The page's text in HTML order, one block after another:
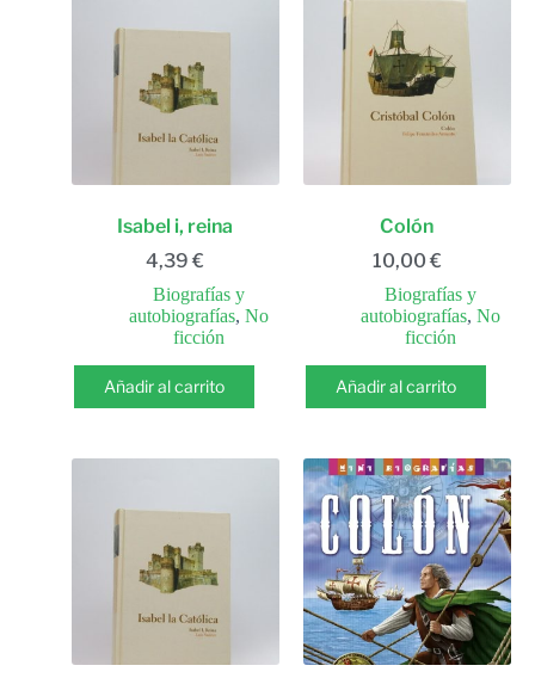
Isabel i, reina
4,39€
Biografías y
autobiografías,No
ficción
Añadir al carrito
Colón
10,00 €
Biografías y
autobiografías,No
ficción
Añadir al carrito